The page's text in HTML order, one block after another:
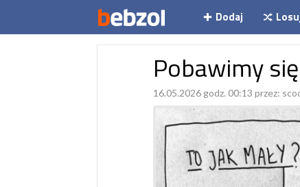
Dodaj
Pobawimy
16.05.2026 godz. 00:13 przez: